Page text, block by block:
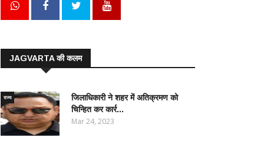
JAGVARTA की कलम
राज्य
जिलाधिकारी ने शहर में अतिक्रमण को
चिन्हित कर कार्र...
Mar 24, 2023